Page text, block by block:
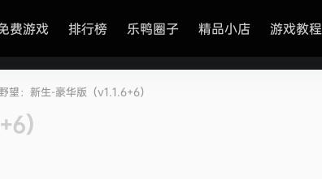
费游戏 排行榜 乐鸭圈子 精品小店 游戏教程
望：新生-豪华版（v1.1.6+6）
）